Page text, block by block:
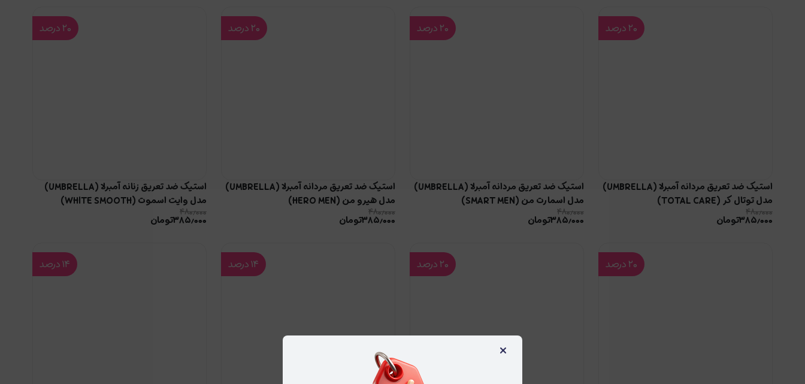
۲۰درصد
استیک ضد تعریق مردانه آمبرلا (UMBRELLA)
مدل توتال کر (TOTAL CARE)
۴۸۰٫۰۰۰
۳۸۵٫۰۰۰تومان
۲۰درصد
استیک ضد تعریق مردانه آمبرلا (UMBRELLA)
مدل اسمارت من (SMART MEN)
۴۸۰٫۰۰۰
۳۸۵٫۰۰۰تومان
۲۰درصد
استیک ضد تعریق مردانه آمبرلا (UMBRELLA)
مدل هیرو من (HERO MEN)
۴۸۰٫۰۰۰
۳۸۵٫۰۰۰تومان
۲۰درصد
استیک ضد تعریق زنانه آمبرلا (UMBRELLA)
مدل وایت اسموت (WHITE SMOOTH)
۴۸۰٫۰۰۰
۳۸۵٫۰۰۰تومان
۲۰درصد ۲۰درصد ۱۴درصد ۱۴درصد
×